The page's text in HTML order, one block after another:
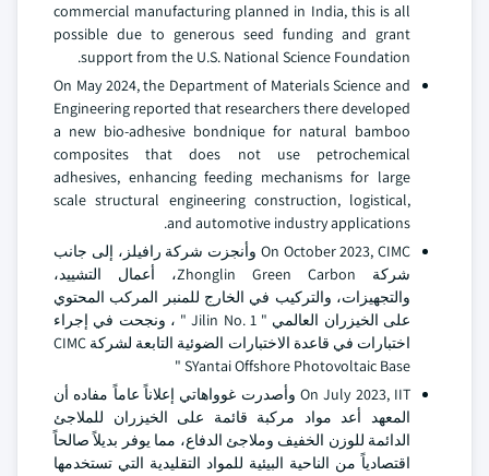
commercial manufacturing planned in India, this is all
possible due to generous seed funding and grant
support from the U.S. National Science Foundation.
On May 2024, the Department of Materials Science and
Engineering reported that researchers there developed
a new bio-adhesive bondnique for natural bamboo
composites that does not use petrochemical
adhesives, enhancing feeding mechanisms for large
scale structural engineering construction, logistical,
and automotive industry applications.
On October 2023, CIMC وأنجزت شركة رافيلز، إلى جانب
شركة Zhonglin Green Carbon، أعمال التشييد،
والتجهيزات، والتركيب في الخارج للمنبر المركب المحتوي
على الخيزران العالمي " Jilin No. 1 " ، ونجحت في إجراء
اختبارات في قاعدة الاختبارات الضوئية التابعة لشركة CIMC
" SYantai Offshore Photovoltaic Base
On July 2023, IIT وأصدرت غوواهاتي إعلاناً عاماً مفاده أن
المعهد أعد مواد مركبة قائمة على الخيزران للملاجئ
الدائمة للوزن الخفيف وملاجئ الدفاع، مما يوفر بديلاً صالحاً
اقتصادياً من الناحية البيئية للمواد التقليدية التي تستخدمها